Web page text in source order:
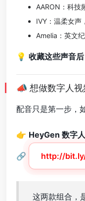
AARON：科技
IVY：温柔女声
Amelia：英文
💡 收藏这些声音
📣 想做数字人
配音只是第一步，
👉 HeyGen 数字
🔗 http://
这两款组合，